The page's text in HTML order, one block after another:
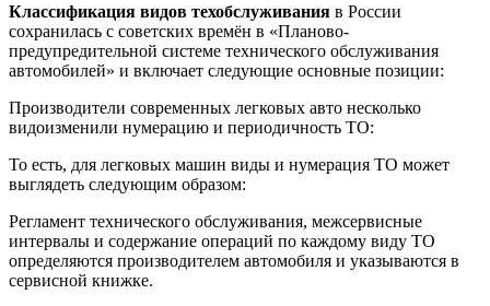
Классификация видов техобслуживания в России
сохранилась с советских времён в «Планово-
предупредительной системе технического обслуживания
автомобилей» и включает следующие основные позиции:
Производители современных легковых авто несколько
видоизменили нумерацию и периодичность ТО:
То есть, для легковых машин виды и нумерация ТО может
выглядеть следующим образом:
Регламент технического обслуживания, межсервисные
интервалы и содержание операций по каждому виду ТО
определяются производителем автомобиля и указываются в
сервисной книжке.